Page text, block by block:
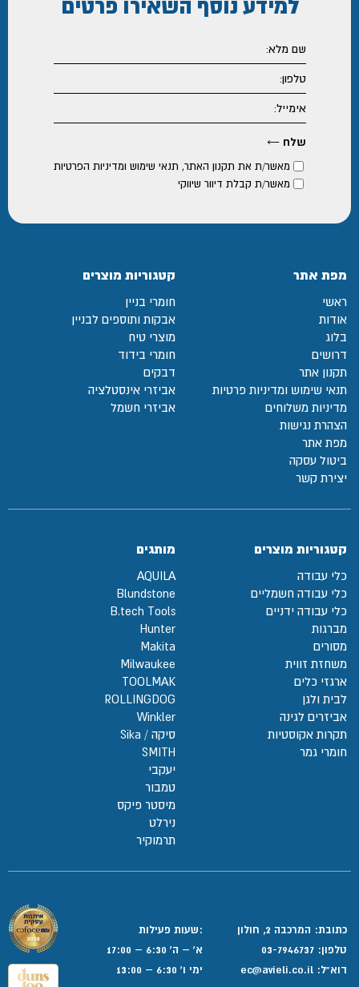
למידע נוסף השאירו פרטים
מאשר/ת את תקנון האתר, תנאי שימוש ומדיניות הפרטיות
מאשר/ת קבלת דיוור שיווקי
מפת אתר
ראשי
אודות
בלוג
דרושים
תקנון אתר
תנאי שימוש ומדיניות פרטיות
מדיניות משלוחים
הצהרת נגישות
מפת אתר
ביטול עסקה
יצירת קשר
קטגוריות מוצרים
חומרי בניין
אבקות ותוספים לבניין
מוצרי טיח
חומרי בידוד
דבקים
אביזרי אינסטלציה
אביזרי חשמל
קטגוריות מוצרים
כלי עבודה
כלי עבודה חשמליים
כלי עבודה ידניים
מברגות
מסורים
משחזת זווית
ארגזי כלים
לבית ולגן
אביזרים לגינה
תקרות אקוסטיות
חומרי גמר
מותגים
AQUILA
Blundstone
B.tech Tools
Hunter
Makita
Milwaukee
TOOLMAK
ROLLINGDOG
Winkler
סיקה / Sika
SMITH
יעקבי
טמבור
מיסטר פיקס
נירלט
תרמוקיר
כתובת: המרכבה 2, חולון
טלפון: 03-7946737
דוא”ל:
:שעות פעילות
א' – ה' 6:30 – 17:00
ימי ו' 6:30 – 13:00